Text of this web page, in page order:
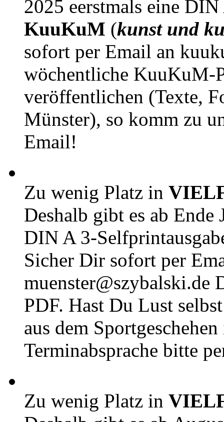
2025 eerstmals eine
KuuKuM (kunst und
sofort per Email an
wöchentliche KuuKuM-
veröffentlichen (Texte,
Münster), so komm zu
Email!
Zu wenig Platz in
Deshalb gibt es ab Ende
DIN A 3-
Sicher Dir sofort per
muenster@szybalski.de
PDF. Hast Du Lust
aus dem
Terminabsprache bitte
Zu wenig Platz in